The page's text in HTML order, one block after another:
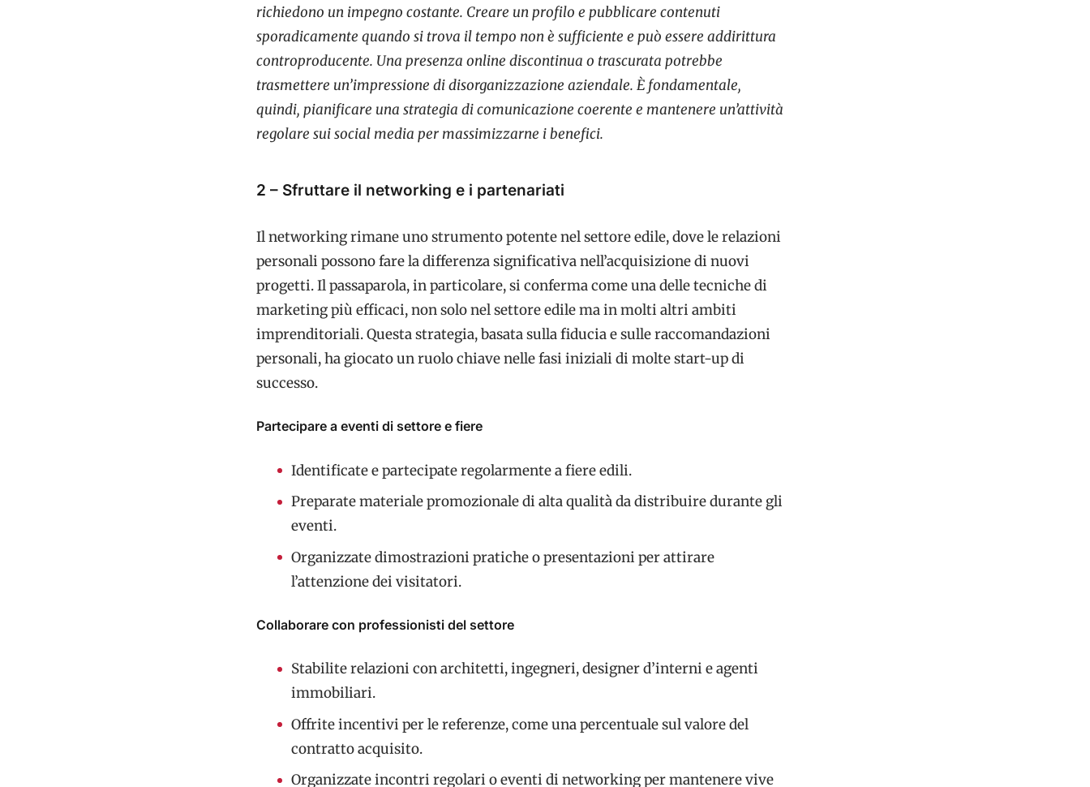
richiedono un impegno costante. Creare un profilo e pubblicare contenuti
sporadicamente quando si trova il tempo non è sufficiente e può essere addirittura
controproducente. Una presenza online discontinua o trascurata potrebbe
trasmettere un’impressione di disorganizzazione aziendale. È fondamentale,
quindi, pianificare una strategia di comunicazione coerente e mantenere un’attività
regolare sui social media per massimizzarne i benefici.
2 – Sfruttare il networking e i partenariati
Il networking rimane uno strumento potente nel settore edile, dove le relazioni
personali possono fare la differenza significativa nell’acquisizione di nuovi
progetti. Il passaparola, in particolare, si conferma come una delle tecniche di
marketing più efficaci, non solo nel settore edile ma in molti altri ambiti
imprenditoriali. Questa strategia, basata sulla fiducia e sulle raccomandazioni
personali, ha giocato un ruolo chiave nelle fasi iniziali di molte start-up di
successo.
Partecipare a eventi di settore e fiere
Identificate e partecipate regolarmente a fiere edili.
Preparate materiale promozionale di alta qualità da distribuire durante gli
eventi.
Organizzate dimostrazioni pratiche o presentazioni per attirare
l’attenzione dei visitatori.
Collaborare con professionisti del settore
Stabilite relazioni con architetti, ingegneri, designer d’interni e agenti
immobiliari.
Offrite incentivi per le referenze, come una percentuale sul valore del
contratto acquisito.
Organizzate incontri regolari o eventi di networking per mantenere vive